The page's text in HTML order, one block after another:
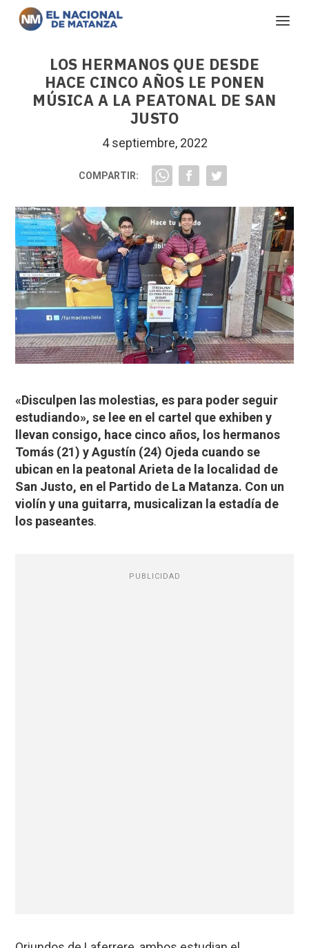
LOS HERMANOS QUE DESDE
HACE CINCO AÑOS LE PONEN
MÚSICA A LA PEATONAL DE SAN
JUSTO
4 septiembre, 2022
COMPARTIR:
«​Disculpen las molestias, es para poder seguir
estudiando», se lee en el cartel que exhiben y
llevan consigo, hace cinco años, los hermanos
Tomás (21) y Agustín (24) Ojeda cuando se
ubican en la peatonal Arieta de la localidad de
San Justo, en el Partido de La Matanza. Con un
violín y una guitarra, musicalizan la estadía de
los paseantes.
PUBLICIDAD